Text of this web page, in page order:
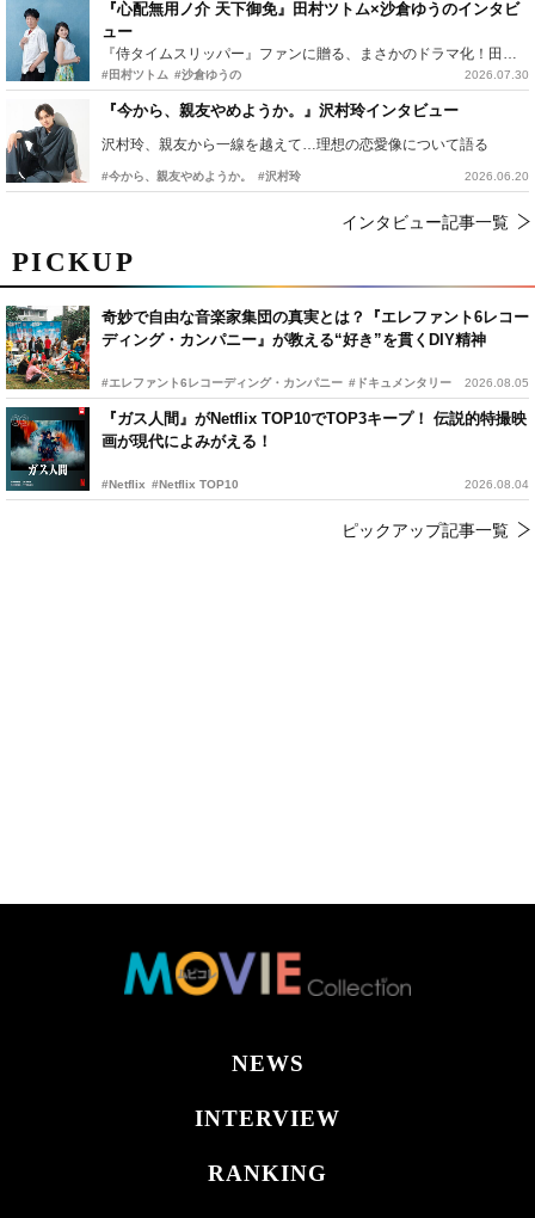
PICKUP
奇妙で自由な音楽家集団の真実とは？『エレファント6レコー
ディング・カンパニー』が教える“好き”を貫くDIY精神
#エレファント6レコーディング・カンパニー #ドキュメンタリー 2026.08.05
『ガス人間』がNetflix TOP10でTOP3キープ！ 伝説的特撮映
画が現代によみがえる！
#Netflix #Netflix TOP10 2026.08.04
ピックアップ記事一覧
『心配無用ノ介 天下御免』田村ツトム×沙倉ゆうのインタビ
ュー
『侍タイムスリッパー』ファンに贈る、まさかのドラマ化！田村ツトム×沙倉ゆうのが語る『心配無用ノ介』撮影秘話
#田村ツトム #沙倉ゆうの 2026.07.30
『今から、親友やめようか。』沢村玲インタビュー
沢村玲、親友から一線を越えて…理想の恋愛像について語る
#今から、親友やめようか。 #沢村玲 2026.06.20
インタビュー記事一覧
NEWS
INTERVIEW
RANKING